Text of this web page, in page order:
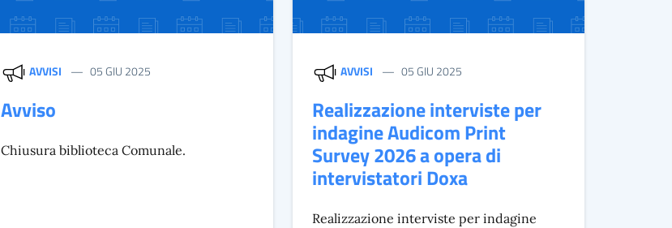
AVVISI 05 GIU 2025
Avviso
Chiusura biblioteca Comunale.
AVVISI 05 GIU 2025
Realizzazione interviste per
indagine Audicom Print
Survey 2026 a opera di
intervistatori Doxa
Realizzazione interviste per indagine